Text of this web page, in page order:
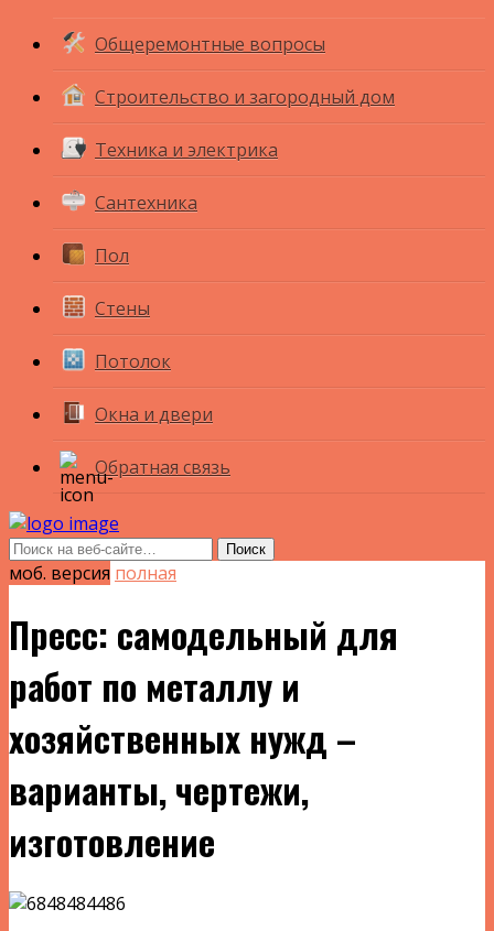
Общеремонтные вопросы
Строительство и загородный дом
Техника и электрика
Сантехника
Пол
Стены
Потолок
Окна и двери
Обратная связь
моб. версия полная
Пресс: самодельный для
работ по металлу и
хозяйственных нужд –
варианты, чертежи,
изготовление